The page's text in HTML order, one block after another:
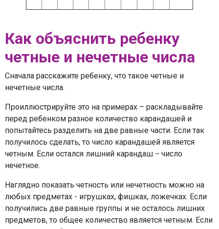
Как объяснить ребенку
четные и нечетные числа
Сначала расскажите ребенку, что такое четные и
нечетные числа.
Проиллюстрируйте это на примерах – раскладывайте
перед ребенком разное количество карандашей и
попытайтесь разделить на две равные части. Если так
получилось сделать, то число карандашей является
четным. Если остался лишний карандаш − число
нечетное.
Наглядно показать четность или нечетность можно на
любых предметах - игрушках, фишках, ложечках. Если
получились две равные группы и не осталось лишних
предметов, то общее количество является четным. Если